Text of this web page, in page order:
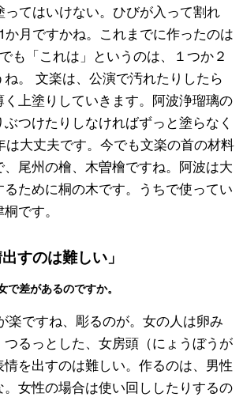
ってはいけない。ひびが入って割れ
か月ですかね。これまでに作ったのは
も「これは」というのは、１つか２
。 文楽は、公演で汚れたりしたら
上塗りしていきます。阿波浄瑠璃の
つけたりしなければずっと塗らなく
は大丈夫です。今でも文楽の首の材料
尾州の檜、木曽檜ですね。阿波は大
ために桐の木です。うちで使ってい
です。
すのは難しい」
差があるのですか。
楽ですね、彫るのが。女の人は卵み
るっとした、女房頭（にょうぼうが
情を出すのは難しい。作るのは、男性
女性の場合は使い回ししたりするの